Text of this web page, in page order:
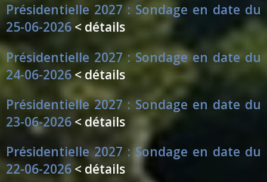
Présidentielle 2027 : Sondage en date du
25-06-2026 < détails
Présidentielle 2027 : Sondage en date du
24-06-2026< détails
Présidentielle 2027 : Sondage en date du
23-06-2026 < détails
Présidentielle 2027 : Sondage en date du
22-06-2026 < détails